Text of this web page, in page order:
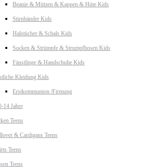
Beanie & Mützen & Kappen & Hüte Kids
Stirnbänder Kids
Halstücher & Schals Kids
Socken & Strümpfe & Strumpfhosen Kids
Fäustlinge & Handschuhe Kids
Kleidung Kids
Erstkommunion /Firmung
14 Jahre
Teens
& Cardigans Teens
Teens
Teens